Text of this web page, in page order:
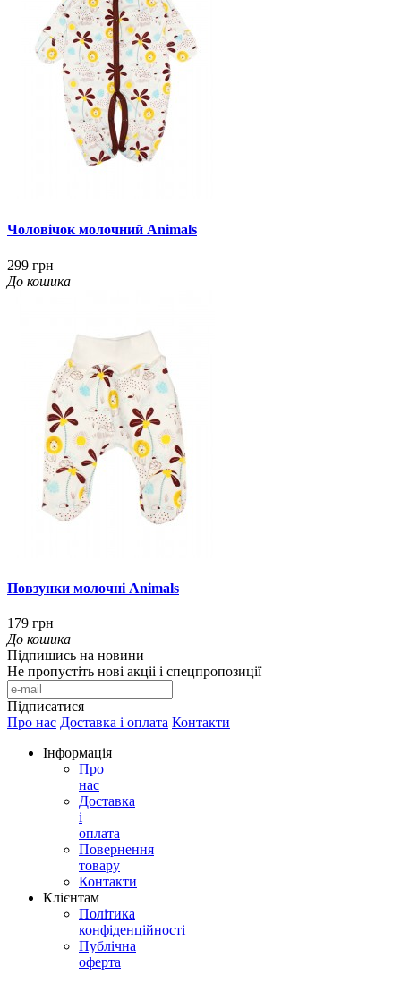
Чоловічок молочний Animals
299 грн
До кошика
Повзунки молочні Animals
179 грн
До кошика
Підпишись на новини
Не пропустіть нові акціі і спецпропозиції
Підписатися
Про нас Доставка і оплата Контакти
Інформація
Про
нас
Доставка
і
оплата
Повернення
товару
Контакти
Клієнтам
Політика
конфіденційності
Публічна
оферта